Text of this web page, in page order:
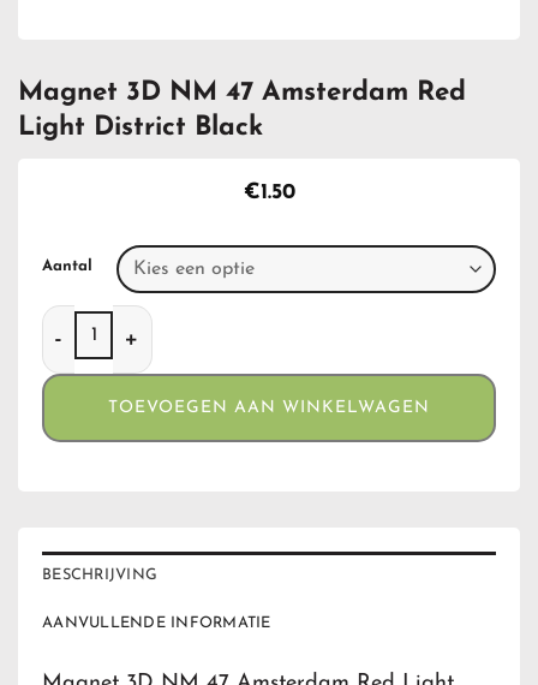
Magnet 3D NM 47 Amsterdam Red
Light District Black
€1.50
Aantal
Magnet 3D NM 47 Amsterdam Red Light District Black
TOEVOEGEN AAN WINKELWAGEN
BESCHRIJVING
AANVULLENDE INFORMATIE